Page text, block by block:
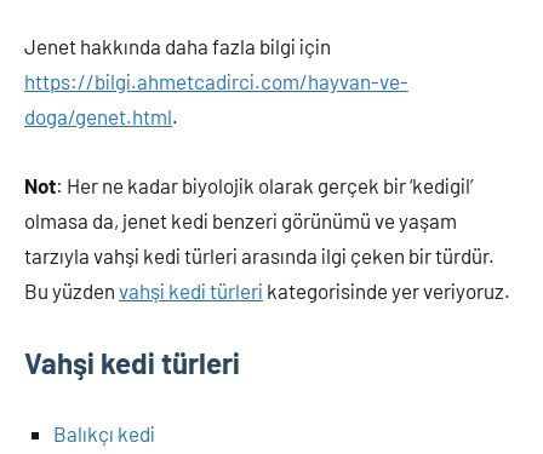
Jenet hakkında daha fazla bilgi için
https://bilgi.ahmetcadirci.com/hayvan-ve-
doga/genet.html.
Not: Her ne kadar biyolojik olarak gerçek bir ‘kedigil’
olmasa da, jenet kedi benzeri görünümü ve yaşam
tarzıyla vahşi kedi türleri arasında ilgi çeken bir türdür.
Bu yüzden vahşi kedi türleri kategorisinde yer veriyoruz.
Vahşi kedi türleri
Balıkçı kedi